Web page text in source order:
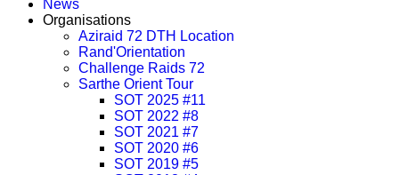
News
Organisations
Aziraid 72 DTH Location
Rand'Orientation
Challenge Raids 72
Sarthe Orient Tour
SOT 2025 #11
SOT 2022 #8
SOT 2021 #7
SOT 2020 #6
SOT 2019 #5